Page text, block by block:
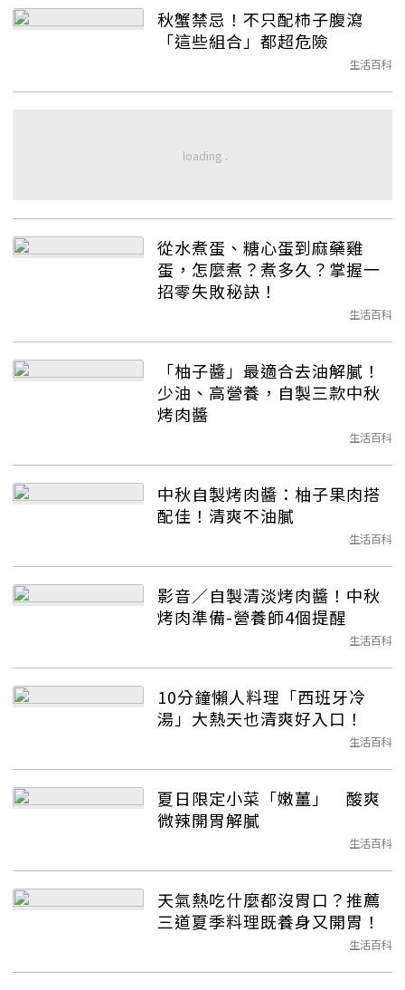
秋蟹禁忌！不只配柿子腹瀉
「這些組合」都超危險
生活百科
從水煮蛋、糖心蛋到麻藥雞
蛋，怎麼煮？煮多久？掌握一
招零失敗秘訣！
生活百科
「柚子醬」最適合去油解膩！
少油、高營養，自製三款中秋
烤肉醬
生活百科
中秋自製烤肉醬：柚子果肉搭
配佳！清爽不油膩
生活百科
影音／自製清淡烤肉醬！中秋
烤肉準備-營養師4個提醒
生活百科
10分鐘懶人料理「西班牙冷
湯」大熱天也清爽好入口！
生活百科
夏日限定小菜「嫩薑」 酸爽
微辣開胃解膩
生活百科
天氣熱吃什麼都沒胃口？推薦
三道夏季料理既養身又開胃！
生活百科